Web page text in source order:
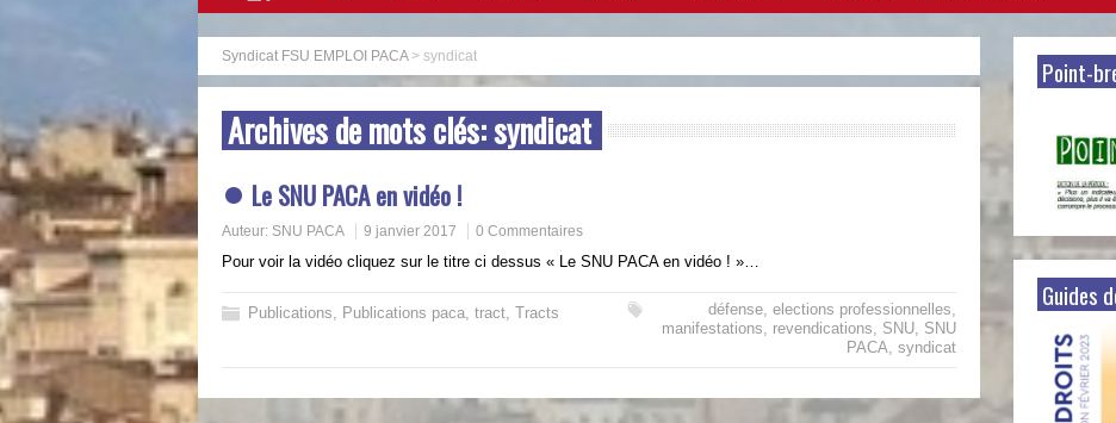
Syndicat FSU EMPLOI PACA> syndicat
Archives de mots clés:syndicat
Le SNU PACA en vidéo !
Auteur: SNU PACA 9 janvier 2017 0 Commentaires
Pour voir la vidéo cliquez sur le titre ci dessus « Le SNU PACA en vidéo ! »…
Publications, Publications paca, tract, Tracts défense, elections professionnelles,
manifestations, revendications, SNU, SNU
PACA, syndicat
Point-
Guides